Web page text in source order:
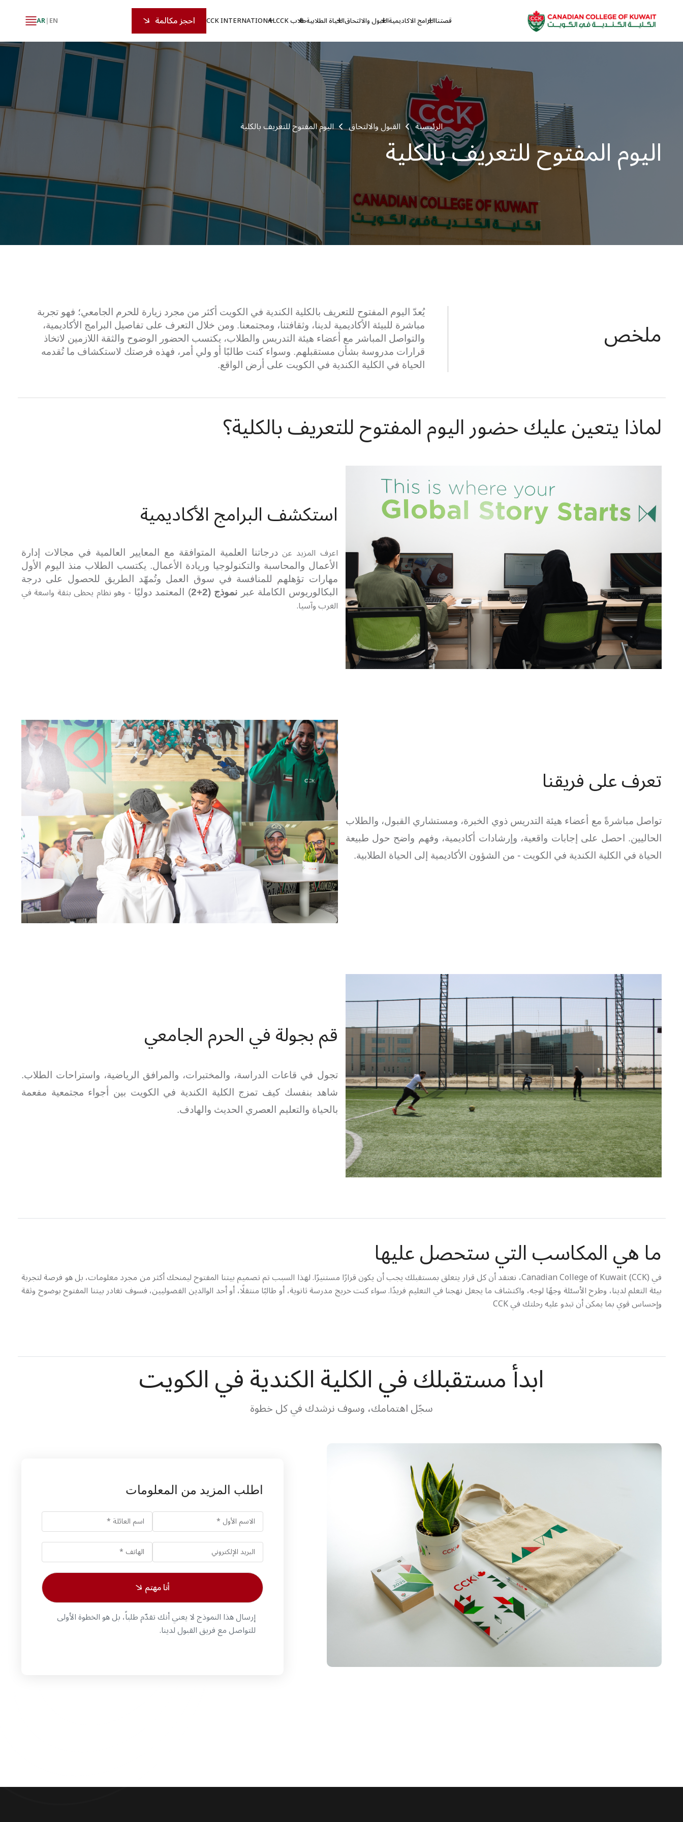
قصتناالبرامج الاكاديميةالقبول والالتحاقالحياة الطلابيةطلاب CCK CCK INTERNATIONAL احجز مكالمة EN
|
AR
الرئيسية القبول والالتحاق اليوم المفتوح للتعريف بالكلية
اليوم المفتوح للتعريف بالكلية
ملخص
يُعدّ اليوم المفتوح للتعريف بالكلية الكندية في الكويت أكثر من مجرد زيارة للحرم الجامعي؛ فهو تجربة
مباشرة للبيئة الأكاديمية لدينا، وثقافتنا، ومجتمعنا. ومن خلال التعرف على تفاصيل البرامج الأكاديمية،
والتواصل المباشر مع أعضاء هيئة التدريس والطلاب، يكتسب الحضور الوضوح والثقة اللازمين لاتخاذ
قرارات مدروسة بشأن مستقبلهم. وسواء كنت طالبًا أو ولي أمر، فهذه فرصتك لاستكشاف ما تُقدمه
الحياة في الكلية الكندية في الكويت على أرض الواقع.
لماذا يتعين عليك حضور اليوم المفتوح للتعريف بالكلية؟
استكشف البرامج الأكاديمية
اعرف المزيد عن درجاتنا العلمية المتوافقة مع المعايير العالمية في مجالات إدارة
الأعمال والمحاسبة والتكنولوجيا وريادة الأعمال. يكتسب الطلاب منذ اليوم الأول
مهارات تؤهلهم للمنافسة في سوق العمل وتُمهّد الطريق للحصول على درجة
البكالوريوس الكاملة عبر نموذج (2+2 ) المعتمد دوليًا - وهو نظام يحظى بثقة واسعة في
الغرب وآسيا.
تعرف على فريقنا
تواصل مباشرةً مع أعضاء هيئة التدريس ذوي الخبرة، ومستشاري القبول، والطلاب
الحاليين. احصل على إجابات واقعية، وإرشادات أكاديمية، وفهم واضح حول طبيعة
الحياة في الكلية الكندية في الكويت - من الشؤون الأكاديمية إلى الحياة الطلابية.
قم بجولة في الحرم الجامعي
تجول في قاعات الدراسة، والمختبرات، والمرافق الرياضية، واستراحات الطلاب.
شاهد بنفسك كيف تمزج الكلية الكندية في الكويت بين أجواء مجتمعية مفعمة
بالحياة والتعليم العصري الحديث والهادف.
ما هي المكاسب التي ستحصل عليها
في Canadian College of Kuwait (CCK)، نعتقد أن كل قرار يتعلق بمستقبلك يجب أن يكون قرارًا مستنيرًا. لهذا السبب تم تصميم بيتنا المفتوح ليمنحك أكثر من مجرد معلومات، بل هو فرصة لتجربة
بيئة التعلم لدينا، وطرح الأسئلة وجهًا لوجه، واكتشاف ما يجعل نهجنا في التعليم فريدًا. سواء كنت خريج مدرسة ثانوية، أو طالبًا منتقلًا، أو أحد الوالدين الفضوليين، فسوف تغادر بيتنا المفتوح بوضوح وثقة
وإحساس قوي بما يمكن أن تبدو عليه رحلتك في CCK
ابدأ مستقبلك في الكلية الكندية في الكويت
سجّل اهتمامك، وسوف نرشدك في كل خطوة
اطلب المزيد من المعلومات
أنا مهتم
إرسال هذا النموذج لا يعني أنك تقدّم طلباً، بل هو الخطوة الأولى
للتواصل مع فريق القبول لدينا.